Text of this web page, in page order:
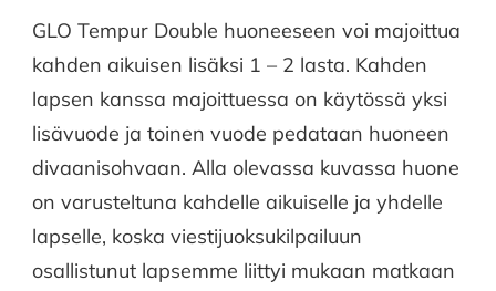
GLO Tempur Double huoneeseen voi majoittua
kahden aikuisen lisäksi 1 – 2 lasta. Kahden
lapsen kanssa majoittuessa on käytössä yksi
lisävuode ja toinen vuode pedataan huoneen
divaanisohvaan. Alla olevassa kuvassa huone
on varusteltuna kahdelle aikuiselle ja yhdelle
lapselle, koska viestijuoksukilpailuun
osallistunut lapsemme liittyi mukaan matkaan